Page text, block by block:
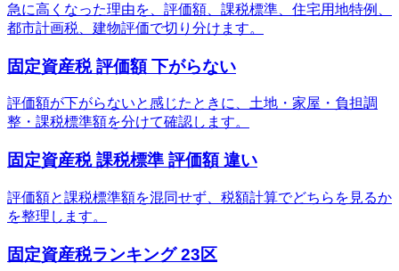
急に高くなった理由を、評価額、課税標準、住宅用地特例、
都市計画税、建物評価で切り分けます。
固定資産税 評価額 下がらない
評価額が下がらないと感じたときに、土地・家屋・負担調
整・課税標準額を分けて確認します。
固定資産税 課税標準 評価額 違い
評価額と課税標準額を混同せず、税額計算でどちらを見るか
を整理します。
固定資産税ランキング 23区